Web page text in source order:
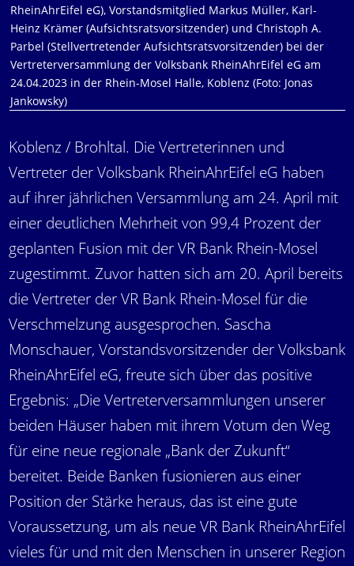
RheinAhrEifel eG), Vorstandsmitglied Markus Müller, Karl-
Heinz Krämer (Aufsichtsratsvorsitzender) und Christoph A.
Parbel (Stellvertretender Aufsichtsratsvorsitzender) bei der
Vertreterversammlung der Volksbank RheinAhrEifel eG am
24.04.2023 in der Rhein-Mosel Halle, Koblenz (Foto: Jonas
Jankowsky)
Koblenz / Brohltal. Die Vertreterinnen und
Vertreter der Volksbank RheinAhrEifel eG haben
auf ihrer jährlichen Versammlung am 24. April mit
einer deutlichen Mehrheit von 99,4 Prozent der
geplanten Fusion mit der VR Bank Rhein-Mosel
zugestimmt. Zuvor hatten sich am 20. April bereits
die Vertreter der VR Bank Rhein-Mosel für die
Verschmelzung ausgesprochen. Sascha
Monschauer, Vorstandsvorsitzender der Volksbank
RheinAhrEifel eG, freute sich über das positive
Ergebnis: „Die Vertreterversammlungen unserer
beiden Häuser haben mit ihrem Votum den Weg
für eine neue regionale „Bank der Zukunft“
bereitet. Beide Banken fusionieren aus einer
Position der Stärke heraus, das ist eine gute
Voraussetzung, um als neue VR Bank RheinAhrEifel
vieles für und mit den Menschen in unserer Region